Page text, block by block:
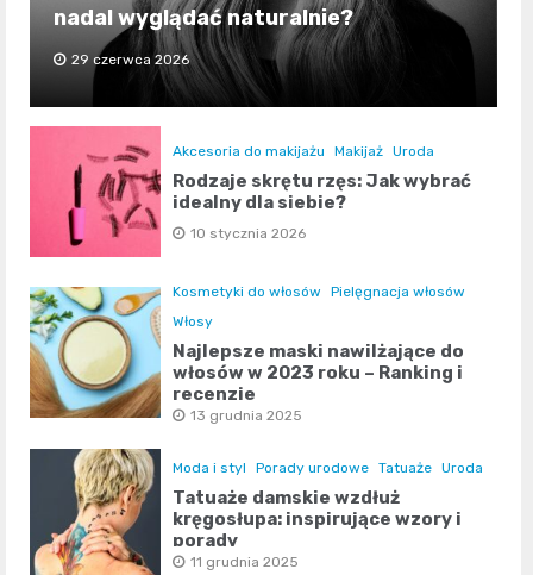
nadal wyglądać naturalnie?
29 czerwca 2026
Akcesoria do makijażu Makijaż Uroda
Rodzaje skrętu rzęs: Jak wybrać
idealny dla siebie?
10 stycznia 2026
Kosmetyki do włosów
Pielęgnacja włosów
Włosy
Najlepsze maski nawilżające do
włosów w 2023 roku – Ranking i
recenzje
13 grudnia 2025
Moda i styl Porady urodowe Tatuaże Uroda
Tatuaże damskie wzdłuż
kręgosłupa: inspirujące wzory i
porady
11 grudnia 2025